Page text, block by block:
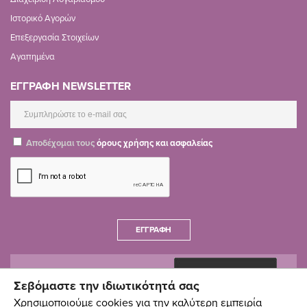
Ιστορικό Αγορών
Επεξεργασία Στοιχείων
Αγαπημένα
ΕΓΓΡΑΦΗ NEWSLETTER
Αποδέχομαι τουςόρους χρήσης και ασφαλείας
ΕΓΓΡΑΦΉ
Σεβόμαστε την ιδιωτικότητά σας
Χρησιμοποιούμε cookies για την καλύτερη εμπειρία